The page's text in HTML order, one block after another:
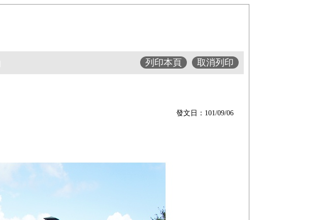
取消列印
列印本頁
發文日：101/09/06